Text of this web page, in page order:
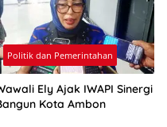
Politik dan Pemerintahan
Ely Ajak IWAPI Sinergi
Kota Ambon